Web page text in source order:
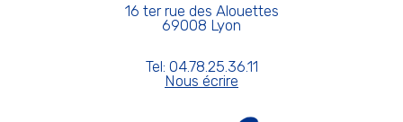
16 ter rue des Alouettes
69008 Lyon
Tel: 04.78.25.36.11
Nous écrire